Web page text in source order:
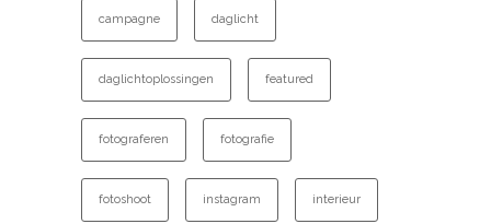
campagne daglicht
daglichtoplossingen featured
fotograferen fotografie
fotoshoot instagram interieur